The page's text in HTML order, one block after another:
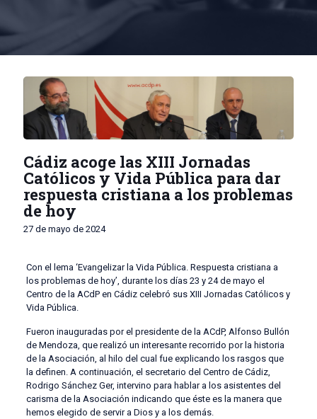
Cádiz acoge las XIII Jornadas
Católicos y Vida Pública para dar
respuesta cristiana a los problemas
de hoy
27 de mayo de 2024
Con el lema ‘Evangelizar la Vida Pública. Respuesta cristiana a
los problemas de hoy’, durante los días 23 y 24 de mayo el
Centro de la ACdP en Cádiz celebró sus XIII Jornadas Católicos y
Vida Pública.
Fueron inauguradas por el presidente de la ACdP, Alfonso Bullón
de Mendoza, que realizó un interesante recorrido por la historia
de la Asociación, al hilo del cual fue explicando los rasgos que
la definen. A continuación, el secretario del Centro de Cádiz,
Rodrigo Sánchez Ger, intervino para hablar a los asistentes del
carisma de la Asociación indicando que éste es la manera que
hemos elegido de servir a Dios y a los demás.